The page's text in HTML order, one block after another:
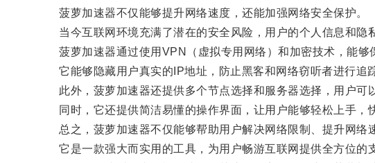
菠萝加速器不仅能够提升网络速度，还能加强网络安全保护。
当今互联网环境充满了潜在的安全风险，用户的个人信息和隐
菠萝加速器通过使用VPN（虚拟专用网络）和加密技术，能够
它能够隐藏用户真实的IP地址，防止黑客和网络窃听者进行追踪
此外，菠萝加速器还提供多个节点选择和服务器选择，用户可
同时，它还提供简洁易懂的操作界面，让用户能够轻松上手，
总之，菠萝加速器不仅能够帮助用户解决网络限制、提升网络
它是一款强大而实用的工具，为用户畅游互联网提供全方位的